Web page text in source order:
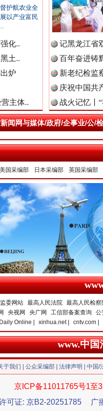
高回报
门
“
护航农业全
以产业富民
化..
土..
炉
主体..
记黑龙江省
百年奋进铸
新老纪检监
庆祝中国共
战火记忆丨
闻网与媒体/政府/企事业/公/
美国采编部 日本采编部 英国采编部
委网站 最高人民法院 最高人民检察
央视网 央广网 工信部备案查询
公
Online | xinhua.net | cntv.com |
www.中
于我们 公众采编部 法律声明 | 中国
京ICP备11011765号1至
可证: 京B2-20251785
广